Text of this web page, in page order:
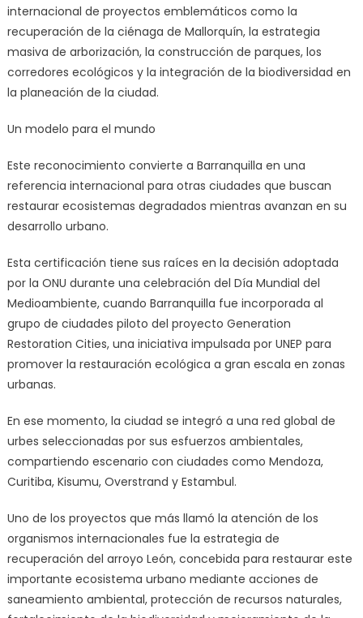
internacional de proyectos emblemáticos como la
recuperación de la ciénaga de Mallorquín, la estrategia
masiva de arborización, la construcción de parques, los
corredores ecológicos y la integración de la biodiversidad en
la planeación de la ciudad.
Un modelo para el mundo
Este reconocimiento convierte a Barranquilla en una
referencia internacional para otras ciudades que buscan
restaurar ecosistemas degradados mientras avanzan en su
desarrollo urbano.
Esta certificación tiene sus raíces en la decisión adoptada
por la ONU durante una celebración del Día Mundial del
Medioambiente, cuando Barranquilla fue incorporada al
grupo de ciudades piloto del proyecto Generation
Restoration Cities, una iniciativa impulsada por UNEP para
promover la restauración ecológica a gran escala en zonas
urbanas.
En ese momento, la ciudad se integró a una red global de
urbes seleccionadas por sus esfuerzos ambientales,
compartiendo escenario con ciudades como Mendoza,
Curitiba, Kisumu, Overstrand y Estambul.
Uno de los proyectos que más llamó la atención de los
organismos internacionales fue la estrategia de
recuperación del arroyo León, concebida para restaurar este
importante ecosistema urbano mediante acciones de
saneamiento ambiental, protección de recursos naturales,